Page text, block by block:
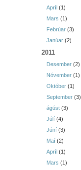
Apríl (1)
Mars (1)
Febrúar (3)
Janúar (2)
2011
Desember (2)
Nóvember (1)
Október (1)
September (3)
ágúst (3)
Júlí (4)
Júní (3)
Maí (2)
Apríl (1)
Mars (1)